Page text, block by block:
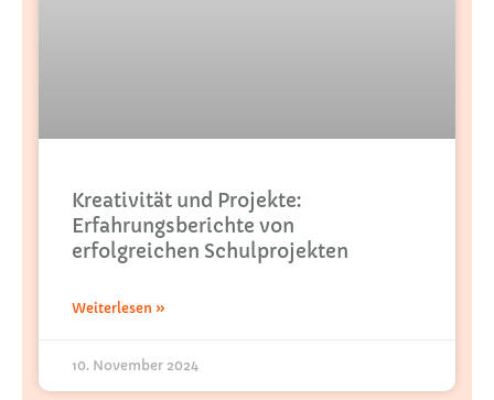
Kreativität und Projekte:
Erfahrungsberichte von
erfolgreichen Schulprojekten
Weiterlesen »
10. November 2024